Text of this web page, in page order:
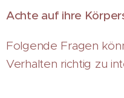
Achte auf ihre
Folgende Fragen
Verhalten richtig zu